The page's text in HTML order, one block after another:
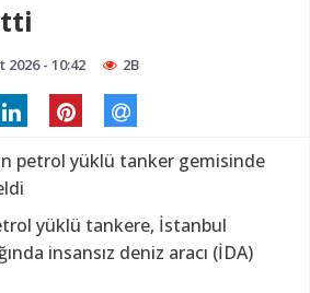
2026 - 10:42 2B
petrol yüklü tanker gemisinde
yüklü tankere, İstanbul
insansız deniz aracı (İDA)